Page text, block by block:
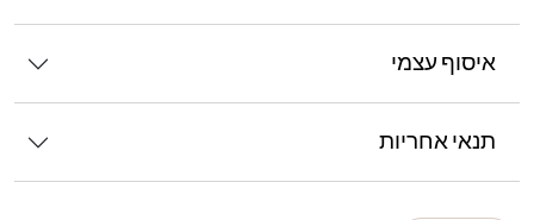
איסוף עצמי
תנאי אחריות